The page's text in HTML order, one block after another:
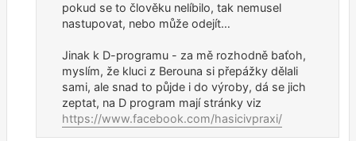
pokud se to člověku nelíbilo, tak nemusel
nastupovat, nebo může odejít…
Jinak k D-programu - za mě rozhodně baťoh,
myslím, že kluci z Berouna si přepážky dělali
sami, ale snad to půjde i do výroby, dá se jich
zeptat, na D program mají stránky viz
https://www.facebook.com/hasicivpraxi/